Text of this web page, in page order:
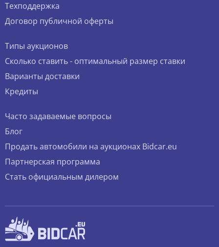
Техподдержка
Договор публичной оферты
Типы аукционов
Сколько ставить - оптимальный размер ставки
Варианты доставки
Кредиты
Часто задаваемые вопросы
Блог
Продать автомобили на аукционах Bidcar.eu
Партнерская программа
Стать официальным дилером